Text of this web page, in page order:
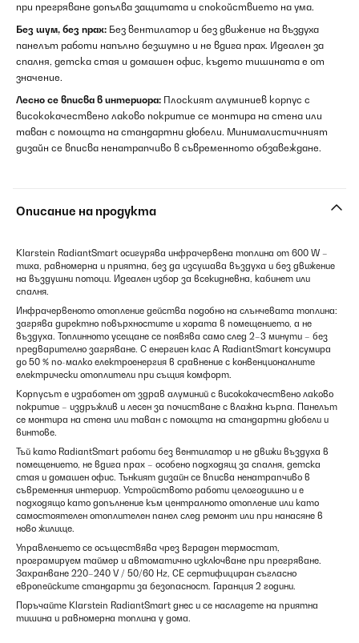
при прегряване допълва защитата и спокойствието на ума.
Без шум, без прах: Без вентилатор и без движение на въздуха
панелът работи напълно безшумно и не вдига прах. Идеален за
спалня, детска стая и домашен офис, където тишината е от
значение.
Лесно се вписва в интериора: Плоският алуминиев корпус с
висококачествено лаково покритие се монтира на стена или
таван с помощта на стандартни дюбели. Минималистичният
дизайн се вписва ненатрапчиво в съвременното обзавеждане.
Описание на продукта
Klarstein RadiantSmart осигурява инфрачервена топлина от 600 W –
тиха, равномерна и приятна, без да изсушава въздуха и без движение
на въздушни потоци. Идеален избор за всекидневна, кабинет или
спалня.
Инфрачервеното отопление действа подобно на слънчевата топлина:
загрява директно повърхностите и хората в помещението, а не
въздуха. Топлинното усещане се появява само след 2–3 минути – без
предварително загряване. С енергиен клас A RadiantSmart консумира
до 50 % по-малко електроенергия в сравнение с конвенционалните
електрически отоплители при същия комфорт.
Корпусът е изработен от здрав алуминий с висококачествено лаково
покритие – издръжлив и лесен за почистване с влажна кърпа. Панелът
се монтира на стена или таван с помощта на стандартни дюбели и
винтове.
Тъй като RadiantSmart работи без вентилатор и не движи въздуха в
помещението, не вдига прах – особено подходящ за спалня, детска
стая и домашен офис. Тънкият дизайн се вписва ненатрапчиво в
съвременния интериор. Устройството работи целогодишно и е
подходящо като допълнение към централното отопление или като
самостоятелен отоплителен панел след ремонт или при нанасяне в
ново жилище.
Управлението се осъществява чрез вграден термостат,
програмируем таймер и автоматично изключване при прегряване.
Захранване 220–240 V / 50/60 Hz, CE сертифициран съгласно
европейските стандарти за безопасност. Гаранция 2 години.
Поръчайте Klarstein RadiantSmart днес и се насладете на приятна
тишина и равномерна топлина у дома.